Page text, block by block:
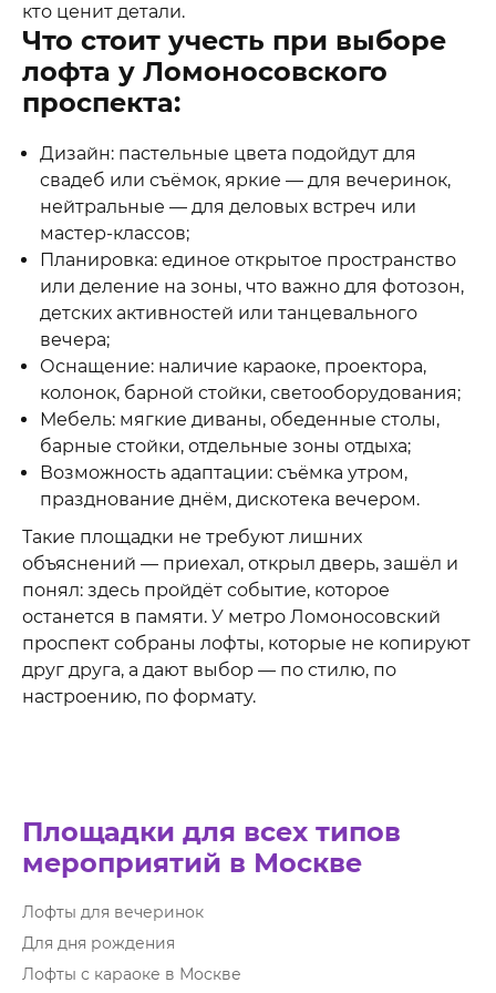
кто ценит детали.
Что стоит учесть при выборе
лофта у Ломоносовского
проспекта:
Дизайн: пастельные цвета подойдут для
свадеб или съёмок, яркие — для вечеринок,
нейтральные — для деловых встреч или
мастер-классов;
Планировка: единое открытое пространство
или деление на зоны, что важно для фотозон,
детских активностей или танцевального
вечера;
Оснащение: наличие караоке, проектора,
колонок, барной стойки, светооборудования;
Мебель: мягкие диваны, обеденные столы,
барные стойки, отдельные зоны отдыха;
Возможность адаптации: съёмка утром,
празднование днём, дискотека вечером.
Такие площадки не требуют лишних
объяснений — приехал, открыл дверь, зашёл и
понял: здесь пройдёт событие, которое
останется в памяти. У метро Ломоносовский
проспект собраны лофты, которые не копируют
друг друга, а дают выбор — по стилю, по
настроению, по формату.
Площадки для всех типов
мероприятий в Москве
Лофты для вечеринок
Для дня рождения
Лофты с караоке в Москве